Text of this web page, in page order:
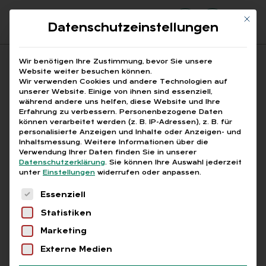
Suchfeld
Suchen
Breadcrumb-Navigation
STARTSEITE BETRIEBSVERANSTALTUNG
Alle Bei­trä­ge mit dem
Schlag­wort „Be­triebs­
ver­an­stal­tung“
Mit
Datenschutzeinstellungen
Wir benötigen Ihre Zustimmung, bevor Sie unsere
Website weiter besuchen können.
Wir verwenden Cookies und andere Technologien auf
unserer Website. Einige von ihnen sind essenziell,
während andere uns helfen, diese Website und Ihre
Erfahrung zu verbessern. Personenbezogene Daten
können verarbeitet werden (z. B. IP-Adressen), z. B. für
personalisierte Anzeigen und Inhalte oder Anzeigen- und
Inhaltsmessung. Weitere Informationen über die
Verwendung Ihrer Daten finden Sie in unserer
Datenschutzerklärung. Sie können Ihre Auswahl jederzeit
unter Einstellungen widerrufen oder anpassen.
Es folgt eine Liste der Service-Gruppen, für
Essenziell
Statistiken
Marketing
Externe Medien